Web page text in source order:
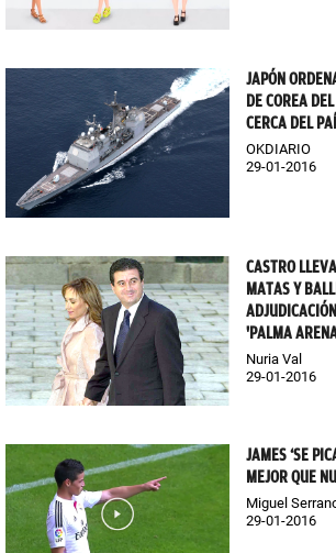
JAPÓN
DE COREA
CERCA DEL
OKDIARIO
29-01-2016
CASTRO
MATAS Y
'PALMA
Nuria Val
29-01-2016
JAMES ‘SE
MEJOR QUE
Miguel
29-01-2016